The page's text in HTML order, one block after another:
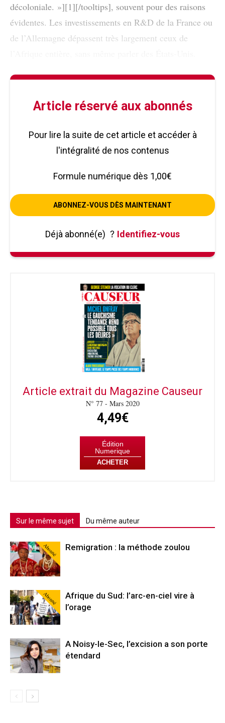
décoloniale. »][1][/tooltips], souvent pour des raisons
évidentes. Les investissements en R&D de la France ou
de l’Allemagne dépassent très largement ceux de
Article réservé aux abonnés
Pour lire la suite de cet article et accéder à
l'intégralité de nos contenus
Formule numérique dès 1,00€
ABONNEZ-VOUS DÈS MAINTENANT
Déjà abonné(e) ? Identifiez-vous
Article extrait du Magazine Causeur
N° 77 - Mars 2020
4,49€
Édition
Numerique
ACHETER
Sur le même sujet Du même auteur
Abonné Remigration : la méthode zoulou
Abonné
Afrique du Sud: l’arc-en-ciel vire à
l’orage
A Noisy-le-Sec, l’excision a son porte
étendard